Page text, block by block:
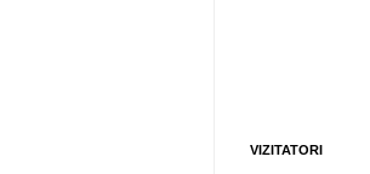
VIZITATORI